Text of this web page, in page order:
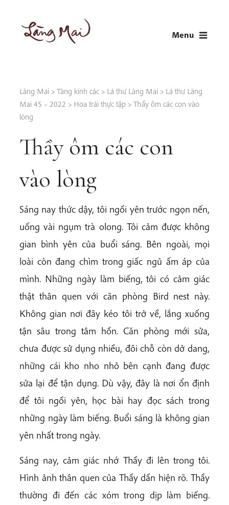
content
Menu
Làng Mai > Tàng kinh các > Lá thư Làng Mai > Lá thư Làng
Mai 45 – 2022 > Hoa trái thực tập > Thầy ôm các con vào
lòng
Thầy ôm các con
vào lòng
Sáng nay thức dậy, tôi ngồi yên trước ngọn nến,
uống vài ngụm trà olong. Tôi cảm được không
gian bình yên của buổi sáng. Bên ngoài, mọi
loài còn đang chìm trong giấc ngủ ấm áp của
mình. Những ngày làm biếng, tôi có cảm giác
thật thân quen với căn phòng Bird nest này.
Không gian nơi đây kéo tôi trở về, lắng xuống
tận sâu trong tâm hồn. Căn phòng mới sửa,
chưa được sử dụng nhiều, đôi chỗ còn dở dang,
những cái kho nho nhỏ bên cạnh đang được
sửa lại để tận dụng. Dù vậy, đây là nơi ổn định
để tôi ngồi yên, học bài hay đọc sách trong
những ngày làm biếng. Buổi sáng là không gian
yên nhất trong ngày.
Sáng nay, cảm giác nhớ Thầy đi lên trong tôi.
Hình ảnh thân quen của Thầy dần hiện rõ. Thầy
thường đi đến các xóm trong dịp làm biếng.